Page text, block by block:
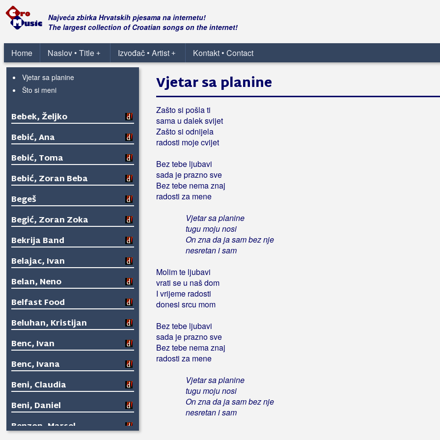
Najveća zbirka Hrvatskih pjesama na internetu!
The largest collection of Croatian songs on the internet!
Home +
Naslov • Title +
Izvođač • Artist Kontakt • Contact
Beatta Band
Djevojka je zelen bor sadila
Labud plovi
Na malenom brijegu
Vjetar sa planine
Što si meni
Bebek, Željko
Bebić, Ana
Bebić, Toma
Bebić, Zoran Beba
Begeš
Begić, Zoran Zoka
Bekrija Band
Belajac, Ivan
Belan, Neno
Belfast Food
Beluhan, Kristijan
Benc, Ivan
Benc, Ivana
Beni, Claudia
Beni, Daniel
Benzon, Marsel
Vjetar sa planine
Zašto si pošla ti
sama u dalek svijet
Zašto si odnijela
radosti moje cvijet
Bez tebe ljubavi
sada je prazno sve
Bez tebe nema znaj
radosti za mene
Vjetar sa planine
tugu moju nosi
On zna da ja sam bez nje
nesretan i sam
Molim te ljubavi
vrati se u naš dom
I vrijeme radosti
donesi srcu mom
Bez tebe ljubavi
sada je prazno sve
Bez tebe nema znaj
radosti za mene
Vjetar sa planine
tugu moju nosi
On zna da ja sam bez nje
nesretan i sam